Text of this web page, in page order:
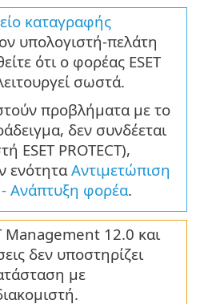
καταγραφής
υπολογιστή-πελάτη
ότι ο φορέας ESET
σωστά.
προβλήματα με το
δεν συνδέεται
ESET PROTECT),
ενότηταΑντιμετώπιση
Ανάπτυξη φορέα.
Management 12.0 και
δεν υποστηρίζει
με